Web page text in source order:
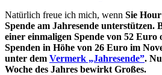
Natürlich freue ich mich, wenn Sie
Spende am Jahresende unterstützen.
einer einmaligen Spende von 52 Euro
Spenden in Höhe von 26 Euro im
unter dem Vermerk „Jahresende”.
Woche des Jahres bewirkt Großes.